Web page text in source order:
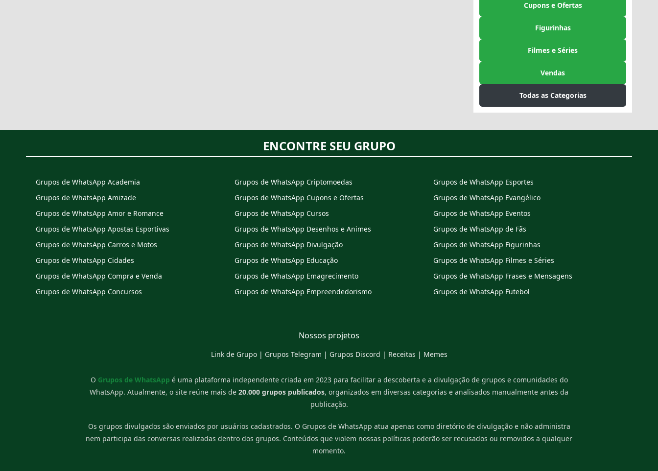
Cupons e Ofertas
Figurinhas
Filmes e Séries
Vendas
Todas as Categorias
ENCONTRE SEU GRUPO
Grupos de WhatsApp Academia
Grupos de WhatsApp Amizade
Grupos de WhatsApp Amor e Romance
Grupos de WhatsApp Apostas Esportivas
Grupos de WhatsApp Carros e Motos
Grupos de WhatsApp Cidades
Grupos de WhatsApp Compra e Venda
Grupos de WhatsApp Concursos
Grupos de WhatsApp Criptomoedas
Grupos de WhatsApp Cupons e Ofertas
Grupos de WhatsApp Cursos
Grupos de WhatsApp Desenhos e Animes
Grupos de WhatsApp Divulgação
Grupos de WhatsApp Educação
Grupos de WhatsApp Emagrecimento
Grupos de WhatsApp Empreendedorismo
Grupos de WhatsApp Esportes
Grupos de WhatsApp Evangélico
Grupos de WhatsApp Eventos
Grupos de WhatsApp de Fãs
Grupos de WhatsApp Figurinhas
Grupos de WhatsApp Filmes e Séries
Grupos de WhatsApp Frases e Mensagens
Grupos de WhatsApp Futebol
Nossos projetos
Link de Grupo| Grupos Telegram | Grupos Discord | Receitas | Memes
O Grupos de WhatsApp é uma plataforma independente criada em 2023 para facilitar a descoberta e a divulgação de grupos e comunidades do
WhatsApp. Atualmente, o site reúne mais de 20.000 grupos publicados, organizados em diversas categorias e analisados manualmente antes da
publicação.
Os grupos divulgados são enviados por usuários cadastrados. O Grupos de WhatsApp atua apenas como diretório de divulgação e não administra
nem participa das conversas realizadas dentro dos grupos. Conteúdos que violem nossas políticas poderão ser recusados ou removidos a qualquer
momento.